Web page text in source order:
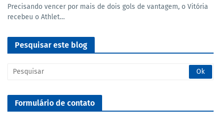
Precisando vencer por mais de dois gols de vantagem, o Vitória
recebeu o Athlet…
Pesquisar este blog
Formulário de contato